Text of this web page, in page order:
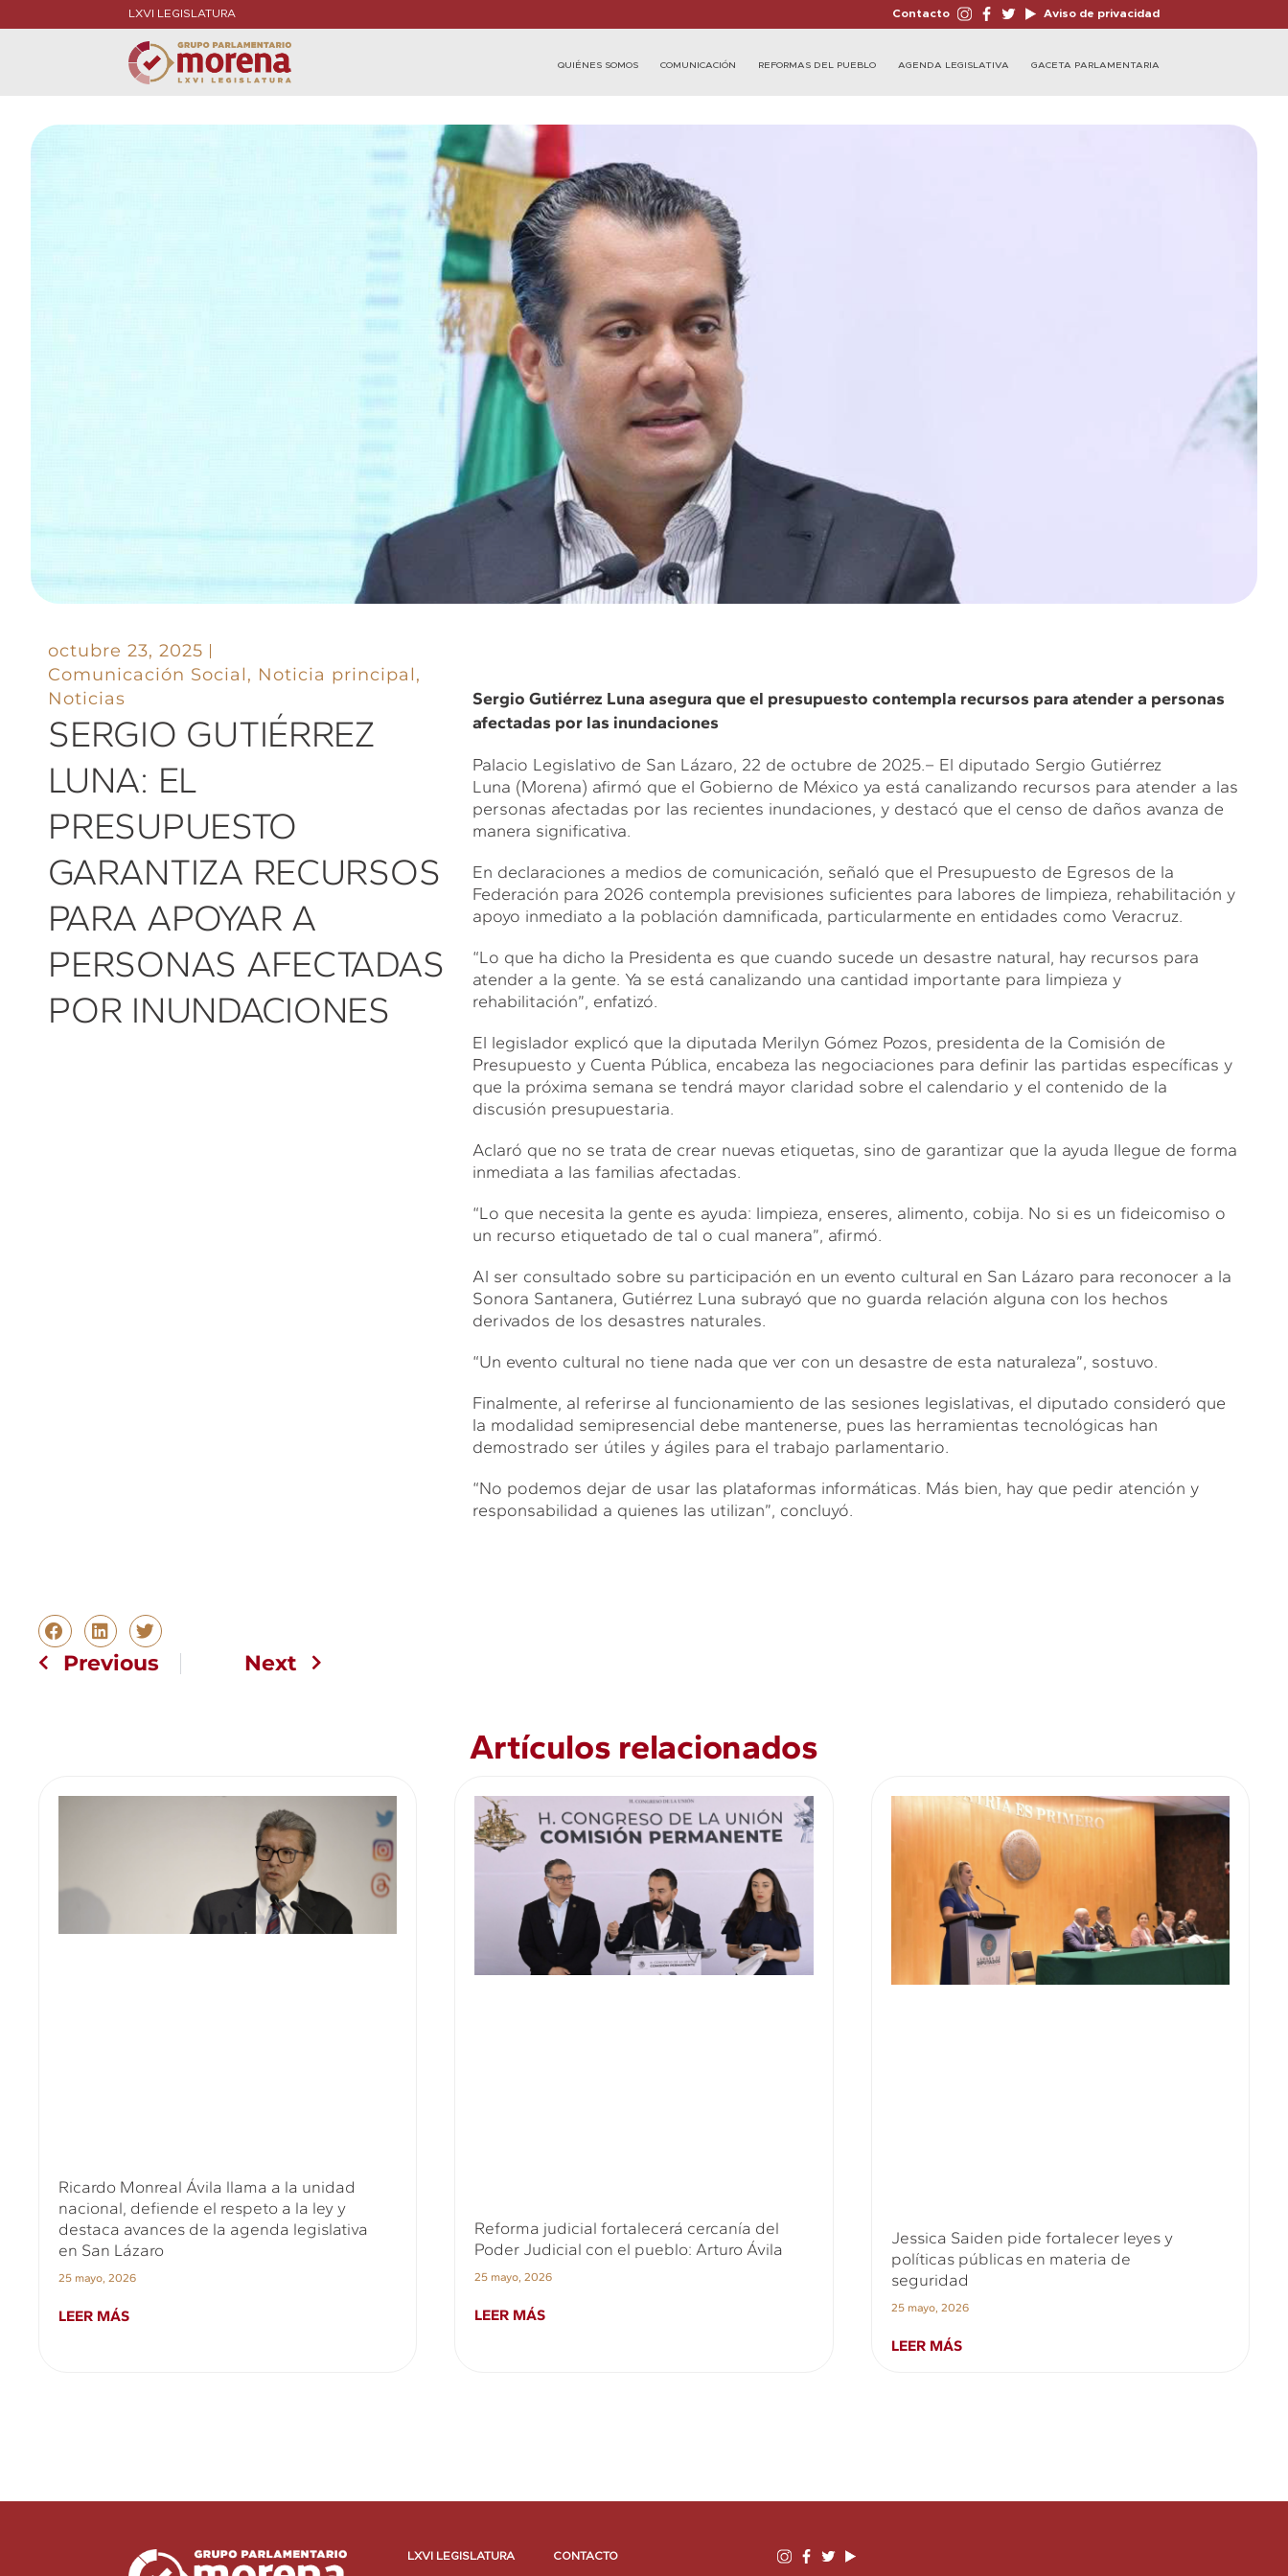
LXVI LEGISLATURA Contacto Aviso de privacidad
QUIÉNES SOMOS COMUNICACIÓN REFORMAS DEL PUEBLO AGENDA LEGISLATIVA GACETA PARLAMENTARIA
octubre 23, 2025
Comunicación Social, Noticia principal,
Noticias
SERGIO GUTIÉRREZ
LUNA: EL
PRESUPUESTO
GARANTIZA RECURSOS
PARA APOYAR A
PERSONAS AFECTADAS
POR INUNDACIONES
Sergio Gutiérrez Luna asegura que el presupuesto contempla recursos para atender a personas
afectadas por las inundaciones
Palacio Legislativo de San Lázaro, 22 de octubre de 2025.– El diputado Sergio Gutiérrez
Luna (Morena) afirmó que el Gobierno de México ya está canalizando recursos para atender a las
personas afectadas por las recientes inundaciones, y destacó que el censo de daños avanza de
manera significativa.
En declaraciones a medios de comunicación, señaló que el Presupuesto de Egresos de la
Federación para 2026 contempla previsiones suficientes para labores de limpieza, rehabilitación y
apoyo inmediato a la población damnificada, particularmente en entidades como Veracruz.
“Lo que ha dicho la Presidenta es que cuando sucede un desastre natural, hay recursos para
atender a la gente. Ya se está canalizando una cantidad importante para limpieza y
rehabilitación”, enfatizó.
El legislador explicó que la diputada Merilyn Gómez Pozos, presidenta de la Comisión de
Presupuesto y Cuenta Pública, encabeza las negociaciones para definir las partidas específicas y
que la próxima semana se tendrá mayor claridad sobre el calendario y el contenido de la
discusión presupuestaria.
Aclaró que no se trata de crear nuevas etiquetas, sino de garantizar que la ayuda llegue de forma
inmediata a las familias afectadas.
“Lo que necesita la gente es ayuda: limpieza, enseres, alimento, cobija. No si es un fideicomiso o
un recurso etiquetado de tal o cual manera”, afirmó.
Al ser consultado sobre su participación en un evento cultural en San Lázaro para reconocer a la
Sonora Santanera, Gutiérrez Luna subrayó que no guarda relación alguna con los hechos
derivados de los desastres naturales.
“Un evento cultural no tiene nada que ver con un desastre de esta naturaleza”, sostuvo.
Finalmente, al referirse al funcionamiento de las sesiones legislativas, el diputado consideró que
la modalidad semipresencial debe mantenerse, pues las herramientas tecnológicas han
demostrado ser útiles y ágiles para el trabajo parlamentario.
“No podemos dejar de usar las plataformas informáticas. Más bien, hay que pedir atención y
responsabilidad a quienes las utilizan”, concluyó.
Previous Next
Artículos relacionados
Ricardo Monreal Ávila llama a la unidad
nacional, defiende el respeto a la ley y
destaca avances de la agenda legislativa
en San Lázaro
25 mayo, 2026
LEER MÁS
Reforma judicial fortalecerá cercanía del
Poder Judicial con el pueblo: Arturo Ávila
25 mayo, 2026
LEER MÁS
Jessica Saiden pide fortalecer leyes y
políticas públicas en materia de
seguridad
25 mayo, 2026
LEER MÁS
LXVI LEGISLATURA CONTACTO